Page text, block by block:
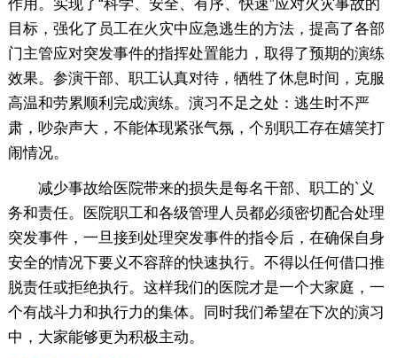
作用。实现了“科学、安全、有序、快速”应对火灾事故的
目标，强化了员工在火灾中应急逃生的方法，提高了各部
门主管应对突发事件的指挥处置能力，取得了预期的演练
效果。参演干部、职工认真对待，牺牲了休息时间，克服
高温和劳累顺利完成演练。演习不足之处：逃生时不严
肃，吵杂声大，不能体现紧张气氛，个别职工存在嬉笑打
闹情况。
减少事故给医院带来的损失是每名干部、职工的`义
务和责任。医院职工和各级管理人员都必须密切配合处理
突发事件，一旦接到处理突发事件的指令后，在确保自身
安全的情况下要义不容辞的快速执行。不得以任何借口推
脱责任或拒绝执行。这样我们的医院才是一个大家庭，一
个有战斗力和执行力的集体。同时我们希望在下次的演习
中，大家能够更为积极主动。